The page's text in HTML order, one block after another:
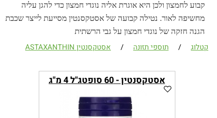
קבוע לחמצון ולכן היא אוגרת אליה נוגדי חמצון כדי להגן עליה
מחשיפה לאור. נטילה קבועה של אסטקסנטין מסייעת לייצר שכבת
הגנה חזקה של נוגדי חמצון על גבי הרשתית
קטלוג / תוספי תזונה / אסטקסנטין ASTAXANTHIN
אסטקסנטין - 60 סופטג"ל 4 מ"ג
ASTAXANTINE